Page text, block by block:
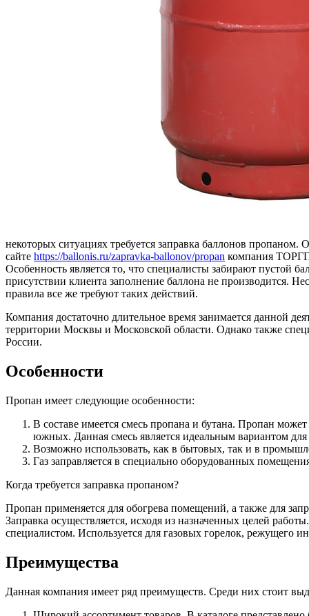
некоторых ситуациях требуется заправка баллонов
сайте https://ballonis.ru/zapravka-ballonov/propan компания
Особенность является то, что специалисты забирают пустой
присутствии клиента заполнение баллона не производится.
правила все же требуют таких действий.
Компания достаточно длительное время занимается данной
территории Москвы и Московской области. Однако также
России.
Особенности
Пропан имеет следующие особенности:
В составе имеется смесь пропана и бутана. Пропан
южных. Данная смесь является идеальным вариантом
Возможно использовать, как в бытовых, так и в
Газ заправляется в специально оборудованных
Когда требуется заправка пропаном?
Пропан применяется для обогрева помещений, а также для
Заправка осуществляется, исходя из назначенных целей
специалистом. Используется для газовых горелок, режущего
Преимущества
Данная компания имеет ряд преимуществ. Среди них стоит